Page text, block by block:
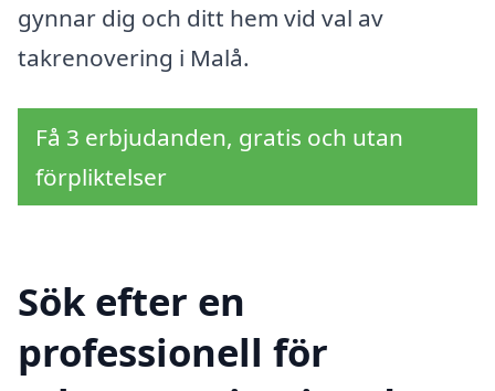
gynnar dig och ditt hem vid val av
takrenovering i Malå.
Få 3 erbjudanden, gratis och utan
förpliktelser
Sök efter en
professionell för